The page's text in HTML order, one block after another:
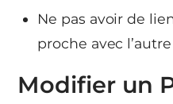
Ne pas avoir de
proche avec
Modifier un